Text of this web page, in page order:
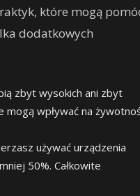
które mogą
dodatkowych
zbyt wysokich ani zbyt
wpływać na
używać urządzenia
50%. Całkowite